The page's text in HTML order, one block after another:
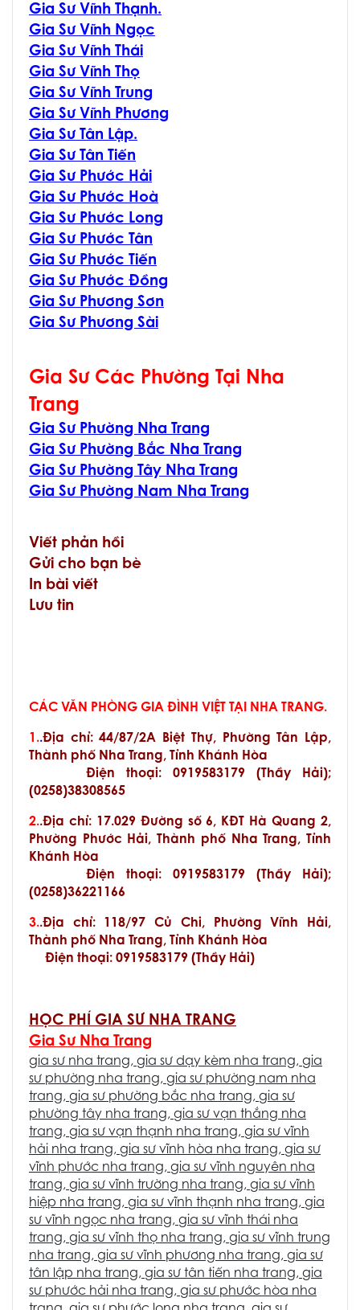
Gia Sư Vĩnh Thạnh.
Gia Sư Vĩnh Ngọc
Gia Sư Vĩnh Thái
Gia Sư Vĩnh Thọ
Gia Sư Vĩnh Trung
Gia Sư Vĩnh Phương
Gia Sư Tân Lập.
Gia Sư Tân Tiến
Gia Sư Phước Hải
Gia Sư Phước Hoà
Gia Sư Phước Long
Gia Sư Phước Tân
Gia Sư Phước Tiến
Gia Sư Phước Đồng
Gia Sư Phương Sơn
Gia Sư Phương Sài
Gia Sư Các Phường Tại Nha
Trang
Gia Sư Phường Nha Trang
Gia Sư Phường Bắc Nha Trang
Gia Sư Phường Tây Nha Trang
Gia Sư Phường Nam Nha Trang
Viết phản hồi
Gửi cho bạn bè
In bài viết
Lưu tin
CÁC VĂN PHÒNG GIA ĐÌNH VIỆT TẠI NHA TRANG.
1..Địa chỉ: 44/87/2A Biệt Thự, Phường Tân Lập,
Thành phố Nha Trang, Tỉnh Khánh Hòa
Điện thoại: 0919583179 (Thầy Hải);
(0258)38308565
2..Địa chỉ: 17.029 Đường số 6, KĐT Hà Quang 2,
Phường Phước Hải, Thành phố Nha Trang, Tỉnh
Khánh Hòa
Điện thoại: 0919583179 (Thầy Hải);
(0258)36221166
3..Địa chỉ: 118/97 Củ Chi, Phường Vĩnh Hải,
Thành phố Nha Trang, Tỉnh Khánh Hòa
Điện thoại: 0919583179 (Thầy Hải)
HỌC PHÍ GIA SƯ NHA TRANG
Gia Sư Nha Trang
gia sư nha trang, gia sư dạy kèm nha trang, gia
sư phường nha trang, gia sư phường nam nha
trang, gia sư phường bắc nha trang, gia sư
phường tây nha trang, gia sư vạn thắng nha
trang, gia sư vạn thạnh nha trang, gia sư vĩnh
hải nha trang, gia sư vĩnh hòa nha trang, gia sư
vĩnh phước nha trang, gia sư vĩnh nguyên nha
trang, gia sư vĩnh trường nha trang, gia sư vĩnh
hiệp nha trang, gia sư vĩnh thạnh nha trang, gia
sư vĩnh ngọc nha trang, gia sư vĩnh thái nha
trang, gia sư vĩnh thọ nha trang, gia sư vĩnh trung
nha trang, gia sư vĩnh phương nha trang, gia sư
tân lập nha trang, gia sư tân tiến nha trang, gia
sư phước hải nha trang, gia sư phước hòa nha